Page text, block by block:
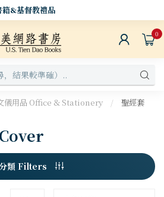
籍&基督教禮品
0
儀用品 Office & Stationery /
聖經套
類 Filters